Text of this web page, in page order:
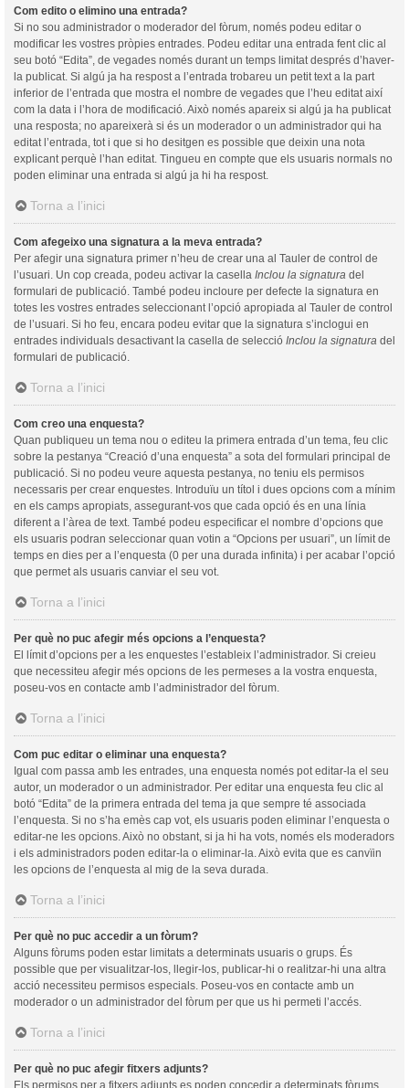
Com edito o elimino una entrada?
Si no sou administrador o moderador del fòrum, només podeu editar o
modificar les vostres pròpies entrades. Podeu editar una entrada fent clic al
seu botó “Edita”, de vegades només durant un temps limitat després d’haver-
la publicat. Si algú ja ha respost a l’entrada trobareu un petit text a la part
inferior de l’entrada que mostra el nombre de vegades que l’heu editat així
com la data i l’hora de modificació. Això només apareix si algú ja ha publicat
una resposta; no apareixerà si és un moderador o un administrador qui ha
editat l’entrada, tot i que si ho desitgen es possible que deixin una nota
explicant perquè l’han editat. Tingueu en compte que els usuaris normals no
poden eliminar una entrada si algú ja hi ha respost.
Torna a l’inici
Com afegeixo una signatura a la meva entrada?
Per afegir una signatura primer n’heu de crear una al Tauler de control de
l’usuari. Un cop creada, podeu activar la casella Inclou la signatura del
formulari de publicació. També podeu incloure per defecte la signatura en
totes les vostres entrades seleccionant l’opció apropiada al Tauler de control
de l’usuari. Si ho feu, encara podeu evitar que la signatura s’inclogui en
entrades individuals desactivant la casella de selecció Inclou la signatura del
formulari de publicació.
Torna a l’inici
Com creo una enquesta?
Quan publiqueu un tema nou o editeu la primera entrada d’un tema, feu clic
sobre la pestanya “Creació d’una enquesta” a sota del formulari principal de
publicació. Si no podeu veure aquesta pestanya, no teniu els permisos
necessaris per crear enquestes. Introduïu un títol i dues opcions com a mínim
en els camps apropiats, assegurant-vos que cada opció és en una línia
diferent a l’àrea de text. També podeu especificar el nombre d’opcions que
els usuaris podran seleccionar quan votin a “Opcions per usuari”, un límit de
temps en dies per a l’enquesta (0 per una durada infinita) i per acabar l’opció
que permet als usuaris canviar el seu vot.
Torna a l’inici
Per què no puc afegir més opcions a l’enquesta?
El límit d’opcions per a les enquestes l’estableix l’administrador. Si creieu
que necessiteu afegir més opcions de les permeses a la vostra enquesta,
poseu-vos en contacte amb l’administrador del fòrum.
Torna a l’inici
Com puc editar o eliminar una enquesta?
Igual com passa amb les entrades, una enquesta només pot editar-la el seu
autor, un moderador o un administrador. Per editar una enquesta feu clic al
botó “Edita” de la primera entrada del tema ja que sempre té associada
l’enquesta. Si no s’ha emès cap vot, els usuaris poden eliminar l’enquesta o
editar-ne les opcions. Això no obstant, si ja hi ha vots, només els moderadors
i els administradors poden editar-la o eliminar-la. Això evita que es canvïin
les opcions de l’enquesta al mig de la seva durada.
Torna a l’inici
Per què no puc accedir a un fòrum?
Alguns fòrums poden estar limitats a determinats usuaris o grups. És
possible que per visualitzar-los, llegir-los, publicar-hi o realitzar-hi una altra
acció necessiteu permisos especials. Poseu-vos en contacte amb un
moderador o un administrador del fòrum per que us hi permeti l’accés.
Torna a l’inici
Per què no puc afegir fitxers adjunts?
Els permisos per a fitxers adjunts es poden concedir a determinats fòrums,